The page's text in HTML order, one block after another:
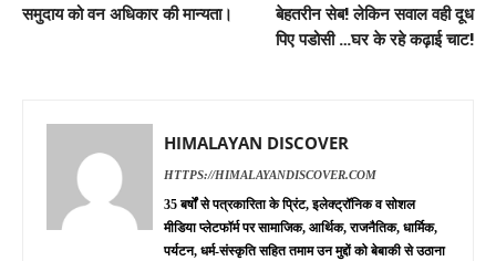
समुदाय को वन अधिकार की मान्यता।
बेहतरीन सेब! लेकिन सवाल वही दूध
पिए पडोसी …घर के रहे कढ़ाई चाट!
HIMALAYAN DISCOVER
HTTPS://HIMALAYANDISCOVER.COM
35 बर्षों से पत्रकारिता के प्रिंट, इलेक्ट्रॉनिक व सोशल
मीडिया प्लेटफॉर्म पर सामाजिक, आर्थिक, राजनैतिक, धार्मिक,
पर्यटन, धर्म-संस्कृति सहित तमाम उन मुद्दों को बेबाकी से उठाना